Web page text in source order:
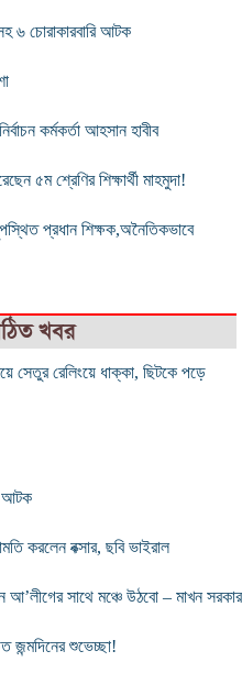
৬ চোরাকারবারি আটক
কর্মকর্তা আহসান হাবীব
৫ম শ্রেণির শিক্ষার্থী মাহমুদা!
প্রধান শিক্ষক,অনৈতিকভাবে
খবর
সেতুর রেলিংয়ে ধাক্কা, ছিটকে পড়ে
আটক
করলেন বক্সার, ছবি ভাইরাল
আ’লীগের সাথে মঞ্চে উঠবো – মাখন সরকার
শুভেচ্ছা!